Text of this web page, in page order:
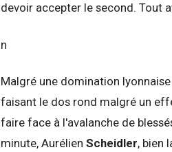
devoir accepter le second. Tout
n
Malgré une domination
faisant le dos rond malgré un
faire face à l'avalanche de
minute, Aurélien Scheidler, bien